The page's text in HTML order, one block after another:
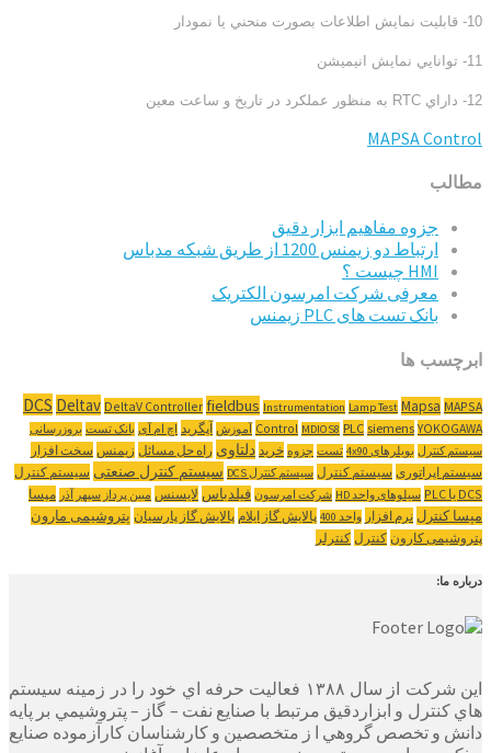
10- قابليت نمايش اطلاعات بصورت منحني يا نمودار
11- توانايي نمايش انيميشن
12- داراي RTC به منظور عملكرد در تاريخ و ساعت معين
MAPSA Control
مطالب
جزوه مفاهیم ابزار دقیق
ارتباط دو زیمنس 1200 از طریق شبکه مدباس
HMI چیست ؟
معرفی شرکت امرسون الکتریک
بانک تست های PLC زیمنس
ابرچسب ها
DCS Deltav DeltaV Controller fieldbus Instrumentation Lamp Test Mapsa MAPSA
Control MDIOS8 PLC siemens YOKOGAWA آموزش آپگرید اچ ام آی بانک تست بروزرسانی
سیستم کنترل بویلرهای 4x90 تست جزوه خرید دلتاوی راه حل مسائل زیمنس سخت افزار
سیستم اپراتوری سیستم کنترل سیستم کنترل DCS سیستم کنترل صنعتی سیستم کنترل
‌DCS یا PLC
سیلوهای واحد HD شرکت امرسون فیلدباس لایسنس مبین پرداز سپهر آذر مپسا
مپسا کنترل نرم افزار واحد 400 پالایش گاز ایلام پالایش گاز پارسیان پتروشیمی مارون
پتروشیمی کارون کنترل کنترلر
درباره ما:
این شرکت از سال ۱۳۸۸ فعاليت حرفه اي خود را در زمينه سيستم
هاي كنترل و ابزاردقيق مرتبط با صنايع نفت – گاز – پتروشيمي بر پايه
دانش و تخصص گروهي ا ز متخصصين و كارشناسان كارآزموده صنايع